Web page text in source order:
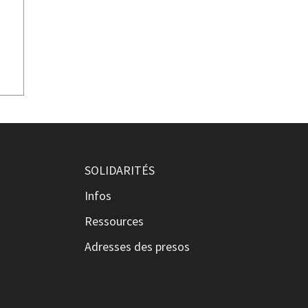
SOLIDARITÉS
Infos
Ressources
Adresses des presos